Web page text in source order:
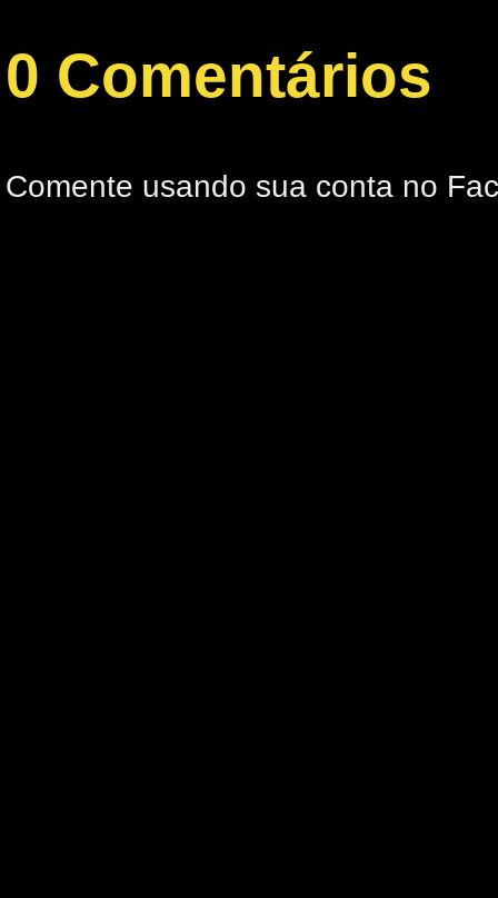
0 Comentários
Comente usando sua conta no